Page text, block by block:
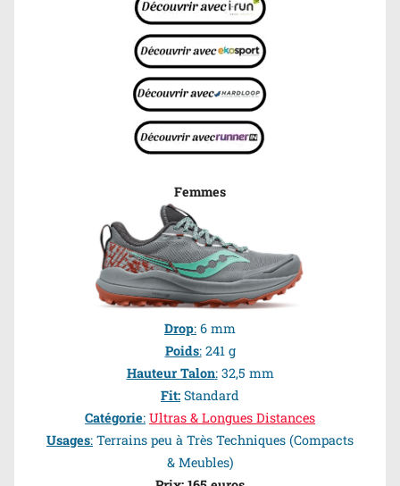
Femmes
Drop: 6 mm
Poids:241 g
Hauteur Talon:32,5 mm
Fit: Standard
Catégorie: Ultras & Longues Distances
Usages: Terrains peu à Très Techniques (Compacts
& Meubles)